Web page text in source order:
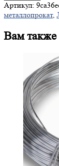
Артикул:
металлопрокат,
Вам также